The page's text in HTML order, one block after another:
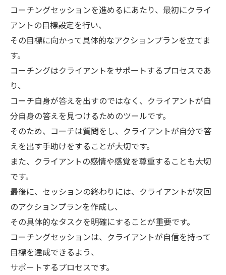
コーチングセッションを進めるにあたり、最初にクライ
アントの目標設定を行い、
その目標に向かって具体的なアクションプランを立てま
す。
コーチングはクライアントをサポートするプロセスであ
り、
コーチ自身が答えを出すのではなく、クライアントが自
分自身の答えを見つけるためのツールです。
そのため、コーチは質問をし、クライアントが自分で答
えを出す手助けをすることが大切です。
また、クライアントの感情や感覚を尊重することも大切
です。
最後に、セッションの終わりには、クライアントが次回
のアクションプランを作成し、
その具体的なタスクを明確にすることが重要です。
コーチングセッションは、クライアントが自信を持って
目標を達成できるよう、
サポートするプロセスです。